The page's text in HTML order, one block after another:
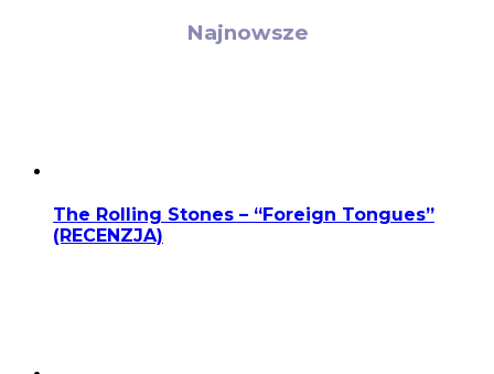
Najnowsze
The Rolling Stones – “Foreign Tongues”
(RECENZJA)